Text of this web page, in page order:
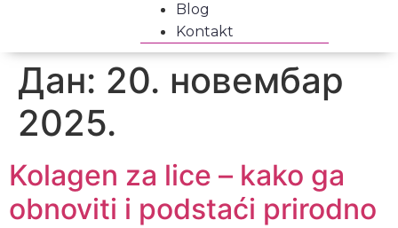
Blog
Kontakt
Дан: 20. новембар
2025.
Kolagen za lice – kako ga
obnoviti i podstaći prirodno